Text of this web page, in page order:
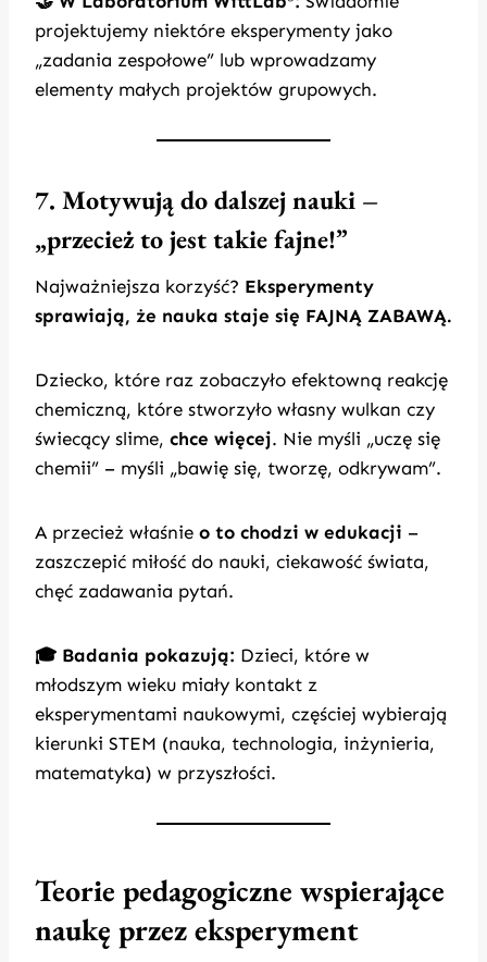
projektujemy niektóre eksperymenty jako
„zadania zespołowe” lub wprowadzamy
elementy małych projektów grupowych.
7. Motywują do dalszej nauki –
„przecież to jest takie fajne!”
Najważniejsza korzyść? Eksperymenty
sprawiają, że nauka staje się FAJNĄ ZABAWĄ.
Dziecko, które raz zobaczyło efektowną reakcję
chemiczną, które stworzyło własny wulkan czy
świecący slime, chce więcej. Nie myśli „uczę się
chemii” – myśli „bawię się, tworzę, odkrywam”.
A przecież właśnie o to chodzi w edukacji –
zaszczepić miłość do nauki, ciekawość świata,
chęć zadawania pytań.
🎓 Badania pokazują: Dzieci, które w
młodszym wieku miały kontakt z
eksperymentami naukowymi, częściej wybierają
kierunki STEM (nauka, technologia, inżynieria,
matematyka) w przyszłości.
Teorie pedagogiczne wspierające
naukę przez eksperyment